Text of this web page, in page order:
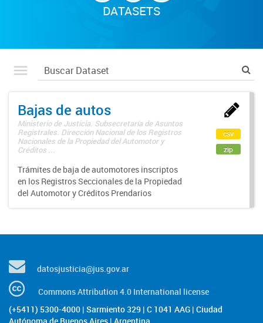
DATASETS
Bajas de autos
Ministerio de Justicia. Subsecretaría de Asuntos
Registrales. Dirección Nacional de los Registros
Nacionales de la Propiedad del Automotor y
Créditos ...
Trámites de baja de automotores inscriptos
en los Registros Seccionales de la Propiedad
del Automotor y Créditos Prendarios
csv
zip
datosjusticia@jus.gov.ar
Commons Attribution 4.0 International license
(+5411) 5300-4000 | Sarmiento 329 | C 1041 AAG | Ciudad